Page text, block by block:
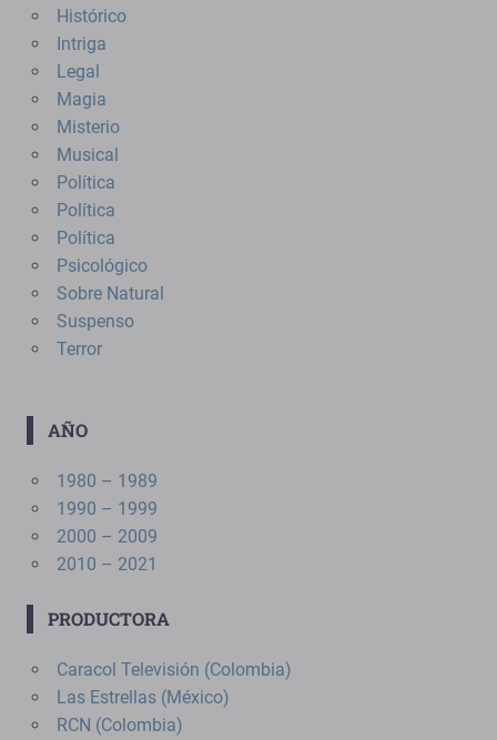
Histórico
Intriga
Legal
Magia
Misterio
Musical
Política
Política
Política
Psicológico
Sobre Natural
Suspenso
Terror
AÑO
1980 – 1989
1990 – 1999
2000 – 2009
2010 – 2021
PRODUCTORA
Caracol Televisión (Colombia)
Las Estrellas (México)
RCN (Colombia)